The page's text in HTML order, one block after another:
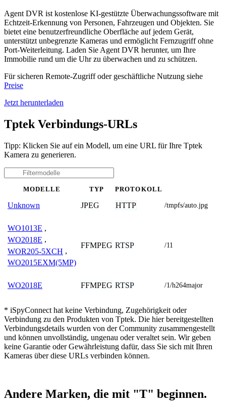
Agent DVR ist kostenlose KI-gestützte Überwachungssoftware mit
Echtzeit-Erkennung von Personen, Fahrzeugen und Objekten. Sie
bietet eine benutzerfreundliche Oberfläche auf jedem Gerät,
unterstützt unbegrenzte Kameras und ermöglicht Fernzugriff ohne
Port-Weiterleitung. Laden Sie Agent DVR herunter, um Ihre
Immobilie rund um die Uhr zu überwachen und zu schützen.
Für sicheren Remote-Zugriff oder geschäftliche Nutzung siehe
Preise
Jetzt herunterladen
Tptek Verbindungs-URLs
Tipp: Klicken Sie auf ein Modell, um eine URL für Ihre Tptek
Kamera zu generieren.
MODELLE TYP PROTOKOLL
Unknown JPEG HTTP /tmpfs/auto.jpg
WO1013E ,
WO2018E ,
WOR205-5XCH ,
WO2015EXM(5MP)
FFMPEG RTSP /11
WO2018E FFMPEG RTSP /1/h264major
* iSpyConnect hat keine Verbindung, Zugehörigkeit oder
Verbindung zu den Produkten von Tptek. Die hier bereitgestellten
Verbindungsdetails wurden von der Community zusammengestellt
und können unvollständig, ungenau oder veraltet sein. Wir geben
keine Garantie oder Gewährleistung dafür, dass Sie sich mit Ihren
Kameras über diese URLs verbinden können.
Andere Marken, die mit "T" beginnen.